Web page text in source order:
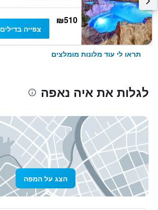
₪510
צפייה בדילים
תראו לי עוד מלונות מומלצים
לגלות את איה נאפה
הצג על המפה